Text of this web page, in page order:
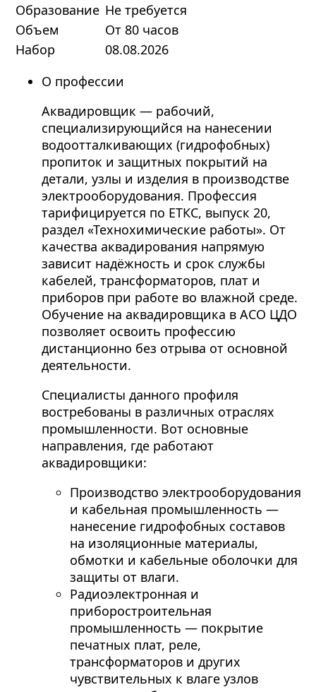
Образование Не требуется
Объем
От 80 часов
Набор
08.08.2026
О профессии
Аквадировщик — рабочий,
специализирующийся на нанесении
водоотталкивающих (гидрофобных)
пропиток и защитных покрытий на
детали, узлы и изделия в производстве
электрооборудования. Профессия
тарифицируется по ЕТКС, выпуск 20,
раздел «Технохимические работы». От
качества аквадирования напрямую
зависит надёжность и срок службы
кабелей, трансформаторов, плат и
приборов при работе во влажной среде.
Обучение на аквадировщика в АСО ЦДО
позволяет освоить профессию
дистанционно без отрыва от основной
деятельности.
Специалисты данного профиля
востребованы в различных отраслях
промышленности. Вот основные
направления, где работают
аквадировщики:
Производство электрооборудования
и кабельная промышленность —
нанесение гидрофобных составов
на изоляционные материалы,
обмотки и кабельные оболочки для
защиты от влаги.
Радиоэлектронная и
приборостроительная
промышленность — покрытие
печатных плат, реле,
трансформаторов и других
чувствительных к влаге узлов